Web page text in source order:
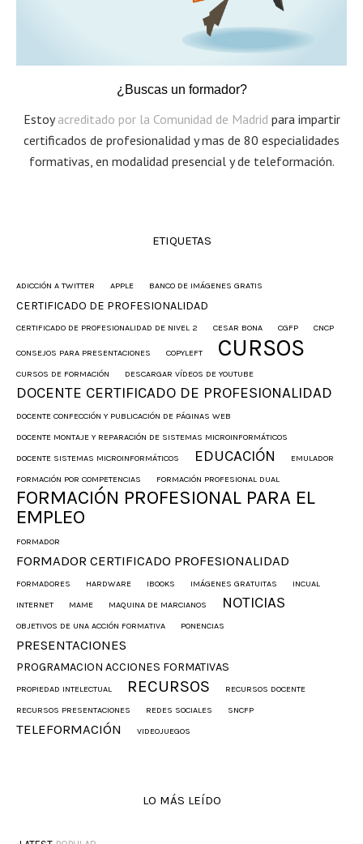
¿Buscas un formador?
Estoyacreditado por la Comunidad de Madrid para impartir
certificados de profesionalidad y mas de 80 especialidades
formativas, en modalidad presencial y de teleformación.
ETIQUETAS
ADICCIÓN A TWITTER APPLE BANCO DE IMÁGENES GRATIS
CERTIFICADO DE PROFESIONALIDAD
CERTIFICADO DE PROFESIONALIDAD DE NIVEL 2 CESAR BONA CGFP CNCP
CONSEJOS PARA PRESENTACIONES COPYLEFT CURSOS
CURSOS DE FORMACIÓN DESCARGAR VÍDEOS DE YOUTUBE
DOCENTE CERTIFICADO DE PROFESIONALIDAD
DOCENTE CONFECCIÓN Y PUBLICACIÓN DE PÁGINAS WEB
DOCENTE MONTAJE Y REPARACIÓN DE SISTEMAS MICROINFORMÁTICOS
DOCENTE SISTEMAS MICROINFORMÁTICOS
EDUCACIÓN
EMULADOR
FORMACIÓN POR COMPETENCIAS
FORMACIÓN PROFESIONAL DUAL
FORMACIÓN PROFESIONAL PARA EL
EMPLEO
FORMADOR
FORMADOR CERTIFICADO PROFESIONALIDAD
FORMADORES HARDWARE IBOOKS IMÁGENES GRATUITAS
INCUAL
INTERNET
MAME MAQUINA DE MARCIANOS NOTICIAS
OBJETIVOS DE UNA ACCIÓN FORMATIVA PONENCIAS
PRESENTACIONES
PROGRAMACION ACCIONES FORMATIVAS
PROPIEDAD INTELECTUAL RECURSOS
RECURSOS DOCENTE
RECURSOS PRESENTACIONES
REDES SOCIALES SNCFP
TELEFORMACIÓN VIDEOJUEGOS
LO MÁS LEÍDO